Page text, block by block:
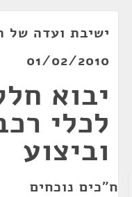
01/02/2010
יבוא
לכלי
וביצוע
ח"כים נוכחים